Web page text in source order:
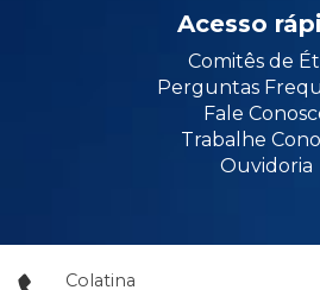
Acesso
Comitês de
Perguntas
Fale
Trabalhe
Ouvidoria
Colatina